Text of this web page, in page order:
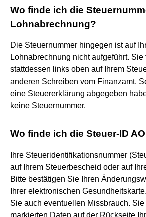
Wo finde ich die
Lohnabrechnung?
Die Steuernummer hingegen ist auf
Lohnabrechnung nicht aufgeführt.
stattdessen links oben auf Ihrem
anderen Schreiben vom Finanzamt.
eine Steuererklärung abgegeben
keine Steuernummer.
Wo finde ich die Steuer-ID
Ihre Steueridentifikationsnummer
auf Ihrem Steuerbescheid oder auf
Bitte bestätigen Sie Ihren
Ihrer elektronischen
Sie auch eventuellen Missbrauch.
markierten Daten auf der Rückseite